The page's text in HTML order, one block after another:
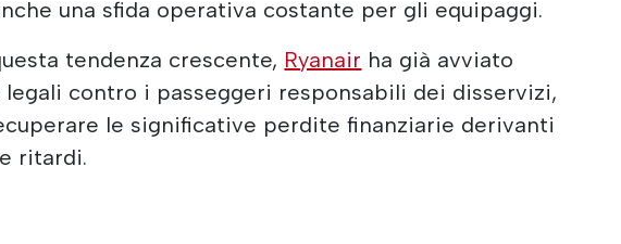
una sfida operativa costante per gli equipaggi.
tendenza crescente, Ryanair ha già avviato
contro i passeggeri responsabili dei disservizi,
le significative perdite finanziarie derivanti
ritardi.